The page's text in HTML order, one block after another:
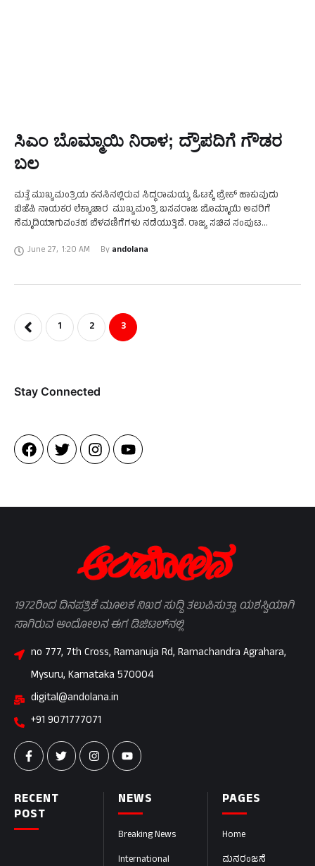
ಸಿಎಂ ಬೊಮ್ಮಾಯಿ ನಿರಾಳ; ದ್ರೌಪದಿಗೆ ಗೌಡರ
ಬಲ
ಮತ್ತೆ ಮುಖ್ಯಮಂತ್ರಿಯ ಕನಸಿನಲ್ಲಿರುವ ಸಿದ್ಧರಾಮಯ್ಯ ಓಟಕ್ಕೆ ಬ್ರೇಕ್ ಹಾಕುವುದು
ಬಿಜೆಪಿ ನಾಯಕರ ಲೆಕ್ಕಾಚಾರ ಮುಖ್ಯಮಂತ್ರಿ ಬಸವರಾಜ ಬೊಮ್ಮಾಯಿ ಅವರಿಗೆ
ನೆಮ್ಮದಿಯಾಗುವಂತಹ ಬೆಳವಣಿಗೆಗಳು ನಡೆಯುತ್ತಿವೆ. ರಾಜ್ಯ ಸಚಿವ ಸಂಪುಟ
June 27, 1:20 AM By andolana
1 2 3
Stay Connected​
PAGES
Home
ಮನರಂಜನೆ
NEWS
Breaking News
International
RECENT
POST
1972ರಿಂದ ದಿನಪತ್ರಿಕೆ ಮೂಲಕ ನಿಖರ ಸುದ್ದಿ ತಲುಪಿಸುತ್ತಾ ಯಶಸ್ವಿಯಾಗಿ
ಸಾಗಿರುವ ಆಂದೋಲನ ಈಗ ಡಿಜಿಟಲ್‌ನಲ್ಲಿ
no 777, 7th Cross, Ramanuja Rd, Ramachandra Agrahara,
Mysuru, Karnataka 570004
digital@andolana.in
+91 9071777071